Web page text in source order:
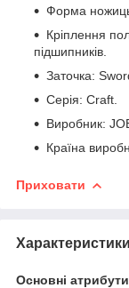
Форма
Кріплення
підшипників.
Заточка:
Серія: Craft.
Виробник:
Країна
Приховати
Характеристики
Основні атрибути